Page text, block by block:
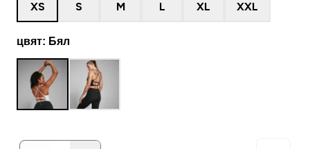
XS S M L XL XXL
цвят: Бял